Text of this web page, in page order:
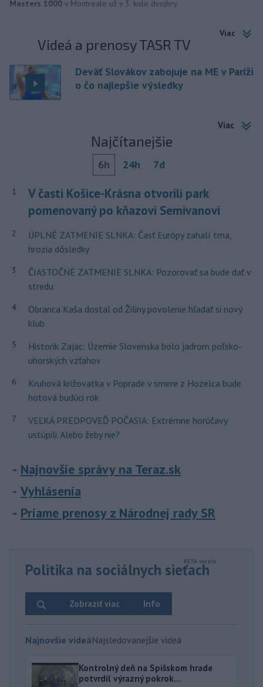
Masters 1000 v Montreale už v 3. kole dvojhry.
Viac
Videá a prenosy TASR TV
Deväť Slovákov zabojuje na ME v Paríži
o čo najlepšie výsledky
Viac
Najčítanejšie
6h 24h 7d
1
V časti Košice-Krásna otvorili park
pomenovaný po kňazovi Semivanovi
2
ÚPLNÉ ZATMENIE SLNKA: Časť Európy zahalí tma,
hrozia dôsledky
3
ČIASTOČNÉ ZATMENIE SLNKA: Pozorovať sa bude dať v
stredu
4
Obranca Kaša dostal od Žiliny povolenie hľadať si nový
klub
5
Historik Zajac: Územie Slovenska bolo jadrom poľsko-
uhorských vzťahov
6
Kruhová križovatka v Poprade v smere z Hozelca bude
hotová budúci rok
7
VEĽKÁ PREDPOVEĎ POČASIA: Extrémne horúčavy
ustúpili. Alebo žeby nie?
Najnovšie správy na Teraz.sk
Vyhlásenia
Priame prenosy z Národnej rady SR
Politika na sociálnych sieťach
Info
Zobraziť viac
Najnovšie videáNajsledovanejšie videá
Kontrolný deň na Spišskom hrade
potvrdil výrazný pokrok...